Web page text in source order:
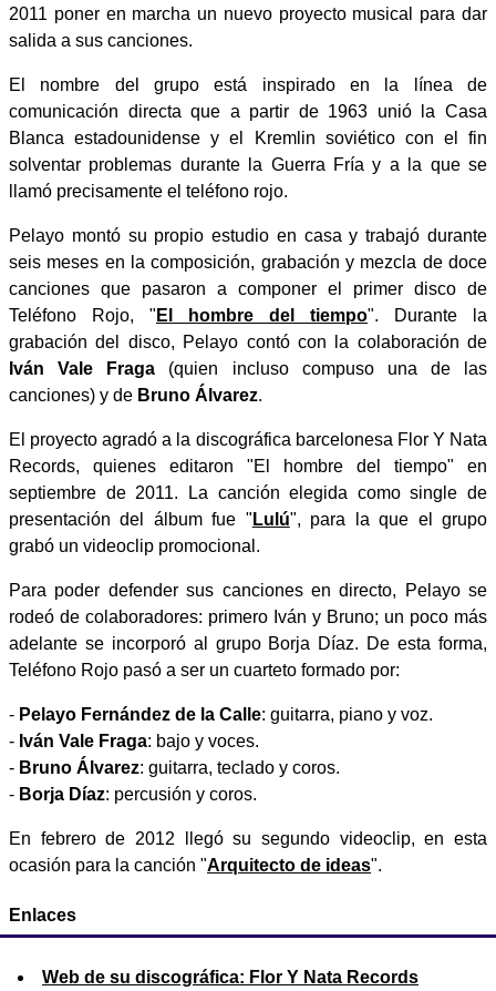
2011 poner en marcha un nuevo proyecto musical para dar
salida a sus canciones.
El nombre del grupo está inspirado en la línea de
comunicación directa que a partir de 1963 unió la Casa
Blanca estadounidense y el Kremlin soviético con el fin
solventar problemas durante la Guerra Fría y a la que se
llamó precisamente el teléfono rojo.
Pelayo montó su propio estudio en casa y trabajó durante
seis meses en la composición, grabación y mezcla de doce
canciones que pasaron a componer el primer disco de
Teléfono Rojo, " El hombre del tiempo". Durante la
grabación del disco, Pelayo contó con la colaboración de
Iván Vale Fraga (quien incluso compuso una de las
canciones) y de Bruno Álvarez.
El proyecto agradó a la discográfica barcelonesa Flor Y Nata
Records, quienes editaron "El hombre del tiempo" en
septiembre de 2011. La canción elegida como single de
presentación del álbum fue " Lulú", para la que el grupo
grabó un videoclip promocional.
Para poder defender sus canciones en directo, Pelayo se
rodeó de colaboradores: primero Iván y Bruno; un poco más
adelante se incorporó al grupo Borja Díaz. De esta forma,
Teléfono Rojo pasó a ser un cuarteto formado por:
- Pelayo Fernández de la Calle: guitarra, piano y voz.
- Iván Vale Fraga: bajo y voces.
- Bruno Álvarez: guitarra, teclado y coros.
- Borja Díaz: percusión y coros.
En febrero de 2012 llegó su segundo videoclip, en esta
ocasión para la canción "Arquitecto de ideas".
Enlaces
Web de su discográfica: Flor Y Nata Records